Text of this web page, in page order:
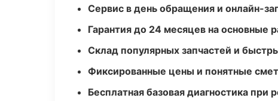
Сервис в день обращения и онлайн-
Гарантия до 24 месяцев на основные
Склад популярных запчастей и
Фиксированные цены и понятные
Бесплатная базовая диагностика при